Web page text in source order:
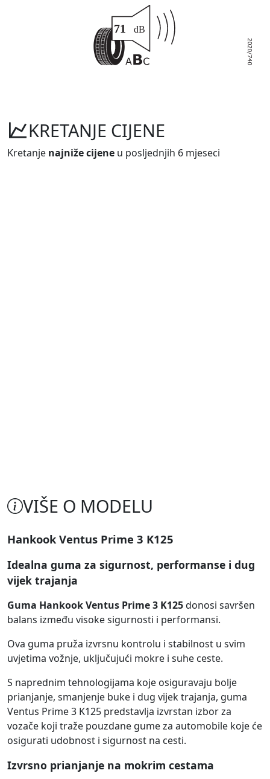
KRETANJE CIJENE
Kretanje najniže cijene u posljednjih 6 mjeseci
VIŠE O MODELU
Hankook Ventus Prime 3 K125
Idealna guma za sigurnost, performanse i dug
vijek trajanja
Guma Hankook Ventus Prime 3 K125donosi savršen
balans između visoke sigurnosti i performansi.
Ova guma pruža izvrsnu kontrolu i stabilnost u svim
uvjetima vožnje, uključujući mokre i suhe ceste.
S naprednim tehnologijama koje osiguravaju bolje
prianjanje, smanjenje buke i dug vijek trajanja, guma
Ventus Prime 3 K125 predstavlja izvrstan izbor za
vozače koji traže pouzdane gume za automobile koje će
osigurati udobnost i sigurnost na cesti.
Izvrsno prianjanje na mokrim cestama